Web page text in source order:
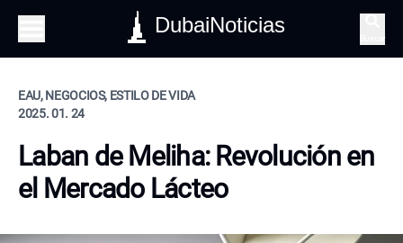
DubaiNoticias
EAU, NEGOCIOS, ESTILO DE VIDA
2025. 01. 24
Laban de Meliha: Revolución en
el Mercado Lácteo